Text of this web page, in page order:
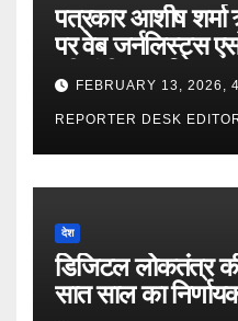
पत्रकार आशीष
पर वेब जर्नलिस्ट्स
की गंभीर आपत्ति
FEBRUARY 13, 2026,
REPORTER DESK
देश
डिजिटल लोकतंत्र
सात साल का